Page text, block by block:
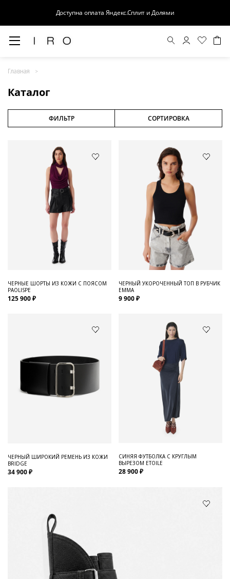
Доступна оплата Яндекс.Сплит и Долями
Главная
Каталог
Обувь и Аксессуары
Распродажа
Сумки и аксессуары
ФИЛЬТР СОРТИРОВКА
ЧЕРНЫЕ ШОРТЫ ИЗ КОЖИ С ПОЯСОМ
PAOLISPE
125 900 ₽
ЧЕРНЫЙ УКОРОЧЕННЫЙ ТОП В РУБЧИК
EMMA
9 900 ₽
ЧЕРНЫЙ ШИРОКИЙ РЕМЕНЬ ИЗ КОЖИ
BRIDGE
34 900 ₽
СИНЯЯ ФУТБОЛКА С КРУГЛЫМ
ВЫРЕЗОМ ETOILE
28 900 ₽